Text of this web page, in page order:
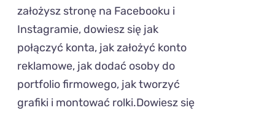
założysz stronę na Facebooku i
Instagramie, dowiesz się jak
połączyć konta, jak założyć konto
reklamowe, jak dodać osoby do
portfolio firmowego, jak tworzyć
grafiki i montować rolki.Dowiesz się